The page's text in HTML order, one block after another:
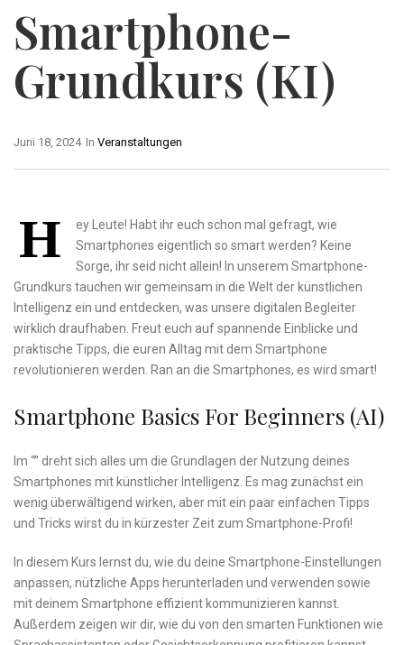
Smartphone-
Grundkurs (KI)
In Veranstaltungen
Juni 18, 2024
H
ey Leute! Habt ihr euch schon mal gefragt, wie
Smartphones eigentlich⁣ so⁤ smart werden? Keine
Sorge,​ ihr seid nicht ⁣allein! In unserem Smartphone-
Grundkurs tauchen wir gemeinsam in‍ die Welt ‌der künstlichen
⁤Intelligenz ein und entdecken, was unsere ⁢digitalen Begleiter
wirklich draufhaben. Freut euch⁢ auf spannende Einblicke und
praktische Tipps,‍ die euren Alltag mit dem Smartphone
revolutionieren​ werden. Ran an ​die Smartphones, es wird smart!
Smartphone Basics For⁣ Beginners (AI)
Im “”​ dreht sich⁤ alles um die⁣ Grundlagen der Nutzung deines‌
Smartphones mit künstlicher Intelligenz. Es ‍mag zunächst ​ein
wenig überwältigend wirken, aber mit ein ​paar einfachen Tipps
und ⁣Tricks wirst du in kürzester⁤ Zeit zum⁤ Smartphone-Profi!
In ⁤diesem Kurs lernst du,‌ wie du deine Smartphone-Einstellungen
anpassen, nützliche​ Apps herunterladen und verwenden sowie
mit deinem Smartphone effizient kommunizieren ‌kannst.
Außerdem zeigen wir dir, ‌wie du von den smarten​ Funktionen wie